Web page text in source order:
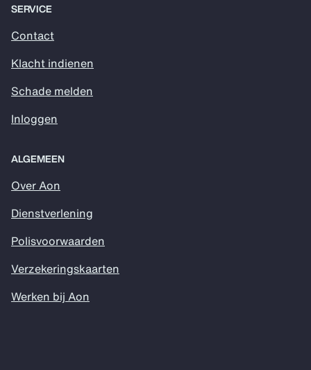
SERVICE
Contact
Klacht indienen
Schade melden
Inloggen
ALGEMEEN
Over Aon
Dienstverlening
Polisvoorwaarden
Verzekeringskaarten
Werken bij Aon